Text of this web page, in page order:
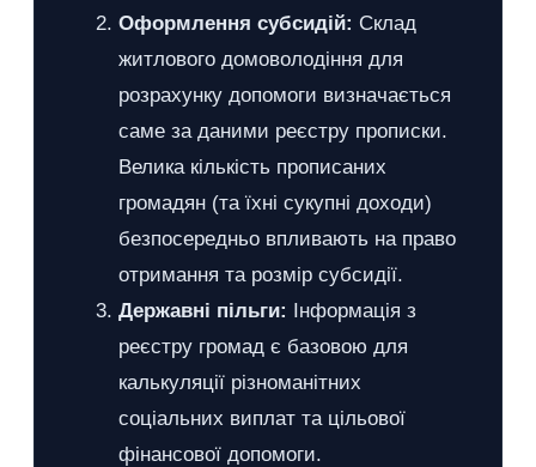
Оформлення субсидій: Склад
житлового домоволодіння для
розрахунку допомоги визначається
саме за даними реєстру прописки.
Велика кількість прописаних
громадян (та їхні сукупні доходи)
безпосередньо впливають на право
отримання та розмір субсидії.
Державні пільги: Інформація з
реєстру громад є базовою для
калькуляції різноманітних
соціальних виплат та цільової
фінансової допомоги.